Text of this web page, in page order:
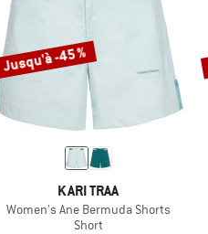
Jusqu'à -45 %
KARI TRAA
Women's Ane Bermuda Shorts
Short